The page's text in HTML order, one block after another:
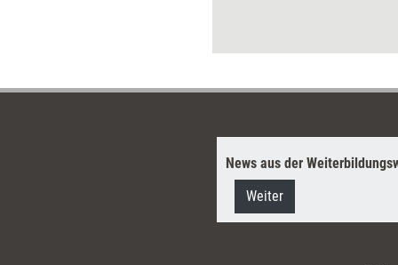
News aus der
Weiter